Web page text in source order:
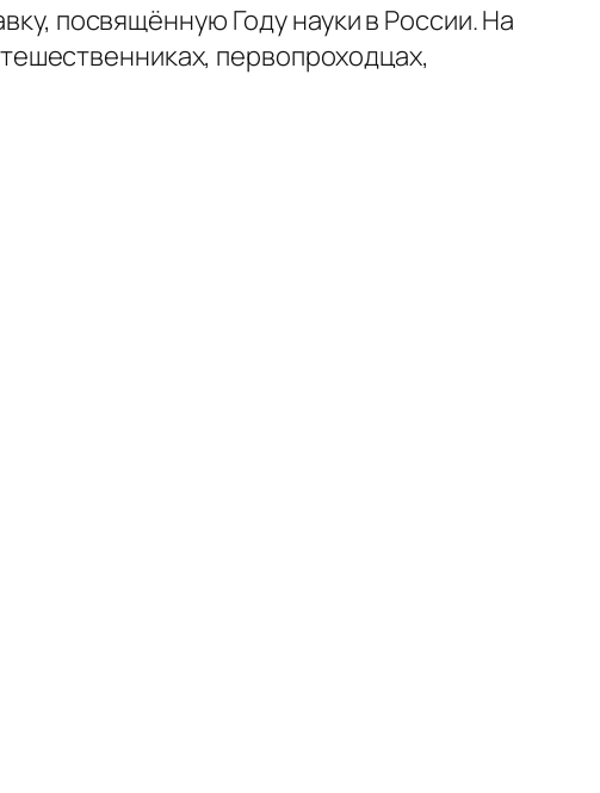
посвящённую Году науки в России. На
первопроходцах,